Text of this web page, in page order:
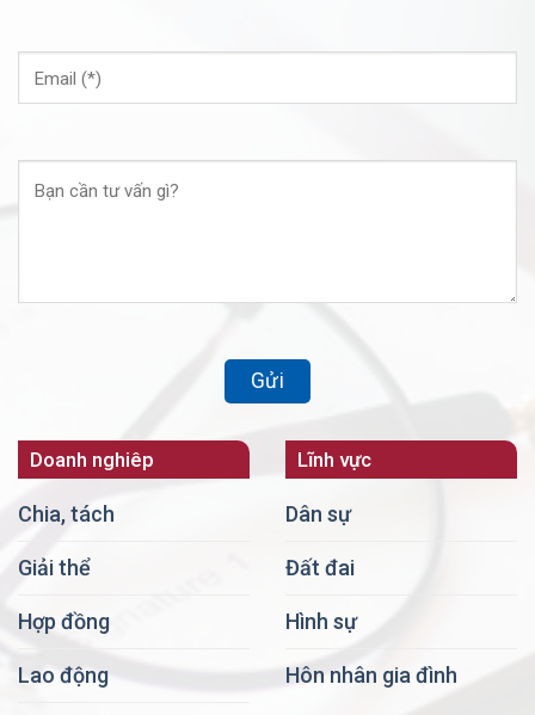
Doanh nghiêp
Chia, tách
Giải thể
Hợp đồng
Lao động
Lĩnh vực
Dân sự
Đất đai
Hình sự
Hôn nhân gia đình